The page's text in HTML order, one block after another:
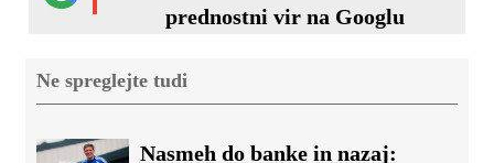
prednostni vir na Googlu
Ne spreglejte tudi
Nasmeh do banke in nazaj: